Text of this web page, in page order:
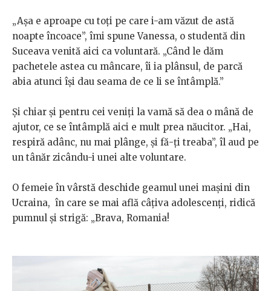
„Așa e aproape cu toți pe care i-am văzut de astă
noapte încoace”, îmi spune Vanessa, o studentă din
Suceava venită aici ca voluntară. „Când le dăm
pachetele astea cu mâncare, îi ia plânsul, de parcă
abia atunci își dau seama de ce li se întâmplă.”
Și chiar și pentru cei veniți la vamă să dea o mână de
ajutor, ce se întâmplă aici e mult prea năucitor. „Hai,
respiră adânc, nu mai plânge, și fă-ți treaba”, îl aud pe
un tânăr zicându-i unei alte voluntare.
O femeie în vârstă deschide geamul unei mașini din
Ucraina, în care se mai află câțiva adolescenți, ridică
pumnul și strigă: „Brava, Romania!